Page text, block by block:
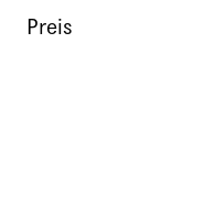
Preis